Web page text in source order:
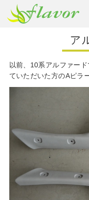
ア
以前、10系アルファー
ていただいた方のAピラ